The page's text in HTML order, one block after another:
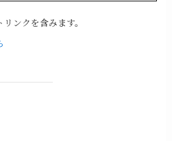
ンクを含みます。